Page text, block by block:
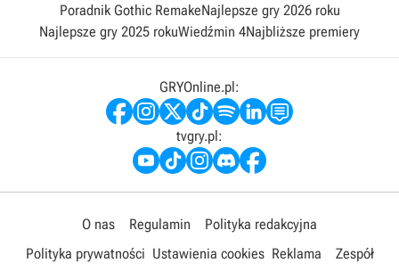
Poradnik Gothic RemakeNajlepsze gry 2026 roku
Najlepsze gry 2025 rokuWiedźmin 4Najbliższe premiery
GRYOnline.pl:
tvgry.pl:
O nas Regulamin
Polityka redakcyjna
Polityka prywatności Ustawienia cookies Reklama Zespół